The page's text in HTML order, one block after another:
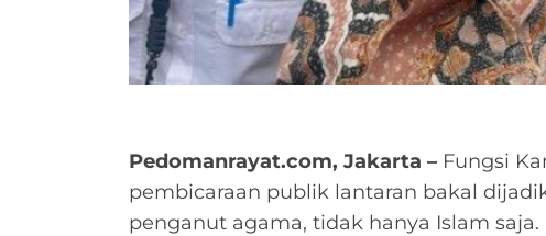
Pedomanrayat.com, Jakarta – Fungsi
pembicaraan publik lantaran bakal
penganut agama, tidak hanya Islam saja.